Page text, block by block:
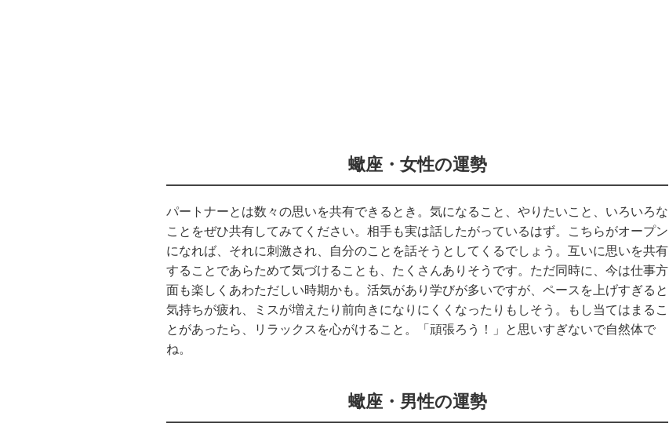
蠍座・女性の運勢
パートナーとは数々の思いを共有できるとき。気になること、やりたいこと、いろいろな
ことをぜひ共有してみてください。相手も実は話したがっているはず。こちらがオープン
になれば、それに刺激され、自分のことを話そうとしてくるでしょう。互いに思いを共有
することであらためて気づけることも、たくさんありそうです。ただ同時に、今は仕事方
面も楽しくあわただしい時期かも。活気があり学びが多いですが、ペースを上げすぎると
気持ちが疲れ、ミスが増えたり前向きになりにくくなったりもしそう。もし当てはまるこ
とがあったら、リラックスを心がけること。「頑張ろう！」と思いすぎないで自然体で
ね。
蠍座・男性の運勢